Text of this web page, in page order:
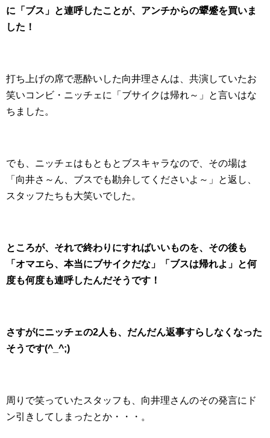
に「ブス」と連呼したことが、アンチからの顰蹙を買いま
した！
打ち上げの席で悪酔いした向井理さんは、共演していたお
笑いコンビ・ニッチェに「ブサイクは帰れ～」と言いはな
ちました。
でも、ニッチェはもともとブスキャラなので、その場は
「向井さ～ん、ブスでも勘弁してくださいよ～」と返し、
スタッフたちも大笑いでした。
ところが、それで終わりにすればいいものを、その後も
「オマエら、本当にブサイクだな」「ブスは帰れよ」と何
度も何度も連呼したんだそうです！
さすがにニッチェの2人も、だんだん返事すらしなくなった
そうです(^_^;)
周りで笑っていたスタッフも、向井理さんのその発言にド
ン引きしてしまったとか・・・。